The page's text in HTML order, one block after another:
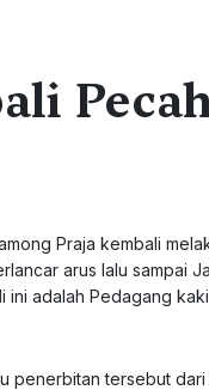
Praja kembali
arus lalu sampai
ini adalah Pedagang
penerbitan tersebut